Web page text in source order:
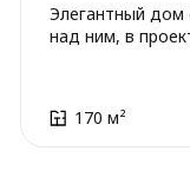
Элегантный дом
над ним, в
170 м²